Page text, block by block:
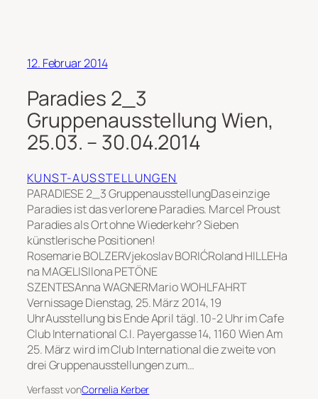
12. Februar 2014
Paradies 2_3
Gruppenausstellung Wien,
25.03. – 30.04.2014
KUNST-AUSSTELLUNGEN
PARADIESE 2_3 GruppenausstellungDas einzige
Paradies ist das verlorene Paradies. Marcel Proust
Paradies als Ort ohne Wiederkehr? Sieben
künstlerische Positionen!
Rosemarie BOLZERVjekoslav BORIĆRoland HILLEHa
na MAGELISIlona PETÖNE
SZENTESAnna WAGNERMario WOHLFAHRT
Vernissage Dienstag, 25. März 2014, 19
UhrAusstellung bis Ende April tägl. 10-2 Uhr im Cafe
Club International C.I. Payergasse 14, 1160 Wien Am
25. März wird im Club International die zweite von
drei Gruppenausstellungen zum…
Verfasst vonCornelia Kerber